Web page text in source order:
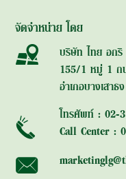
จัดจำหน่าย โดย
บริษัท ไทย อก
155/1 หมู่ 1 ถ
อำเภอบางเสา
โทรศัพท์ : 02-
Call Center :